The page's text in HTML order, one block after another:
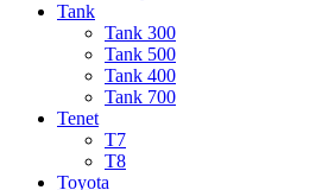
Tank
Tank 300
Tank 500
Tank 400
Tank 700
Tenet
T7
T8
Toyota